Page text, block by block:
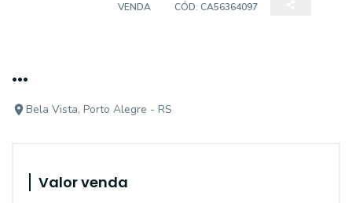
VENDA CÓD: CA56364097
...
Bela Vista, Porto Alegre - RS
Valor venda